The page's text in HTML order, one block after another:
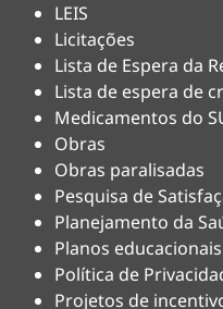
LEIS
Licitações
Lista de Espera da
Lista de espera de
Medicamentos do
Obras
Obras paralisadas
Pesquisa de
Planejamento da
Planos educacionais
Política de
Projetos de